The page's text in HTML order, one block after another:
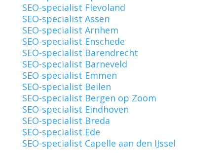
SEO-specialist Flevoland
SEO-specialist Assen
SEO-specialist Arnhem
SEO-specialist Enschede
SEO-specialist Barendrecht
SEO-specialist Barneveld
SEO-specialist Emmen
SEO-specialist Beilen
SEO-specialist Bergen op Zoom
SEO-specialist Eindhoven
SEO-specialist Breda
SEO-specialist Ede
SEO-specialist Capelle aan den IJssel